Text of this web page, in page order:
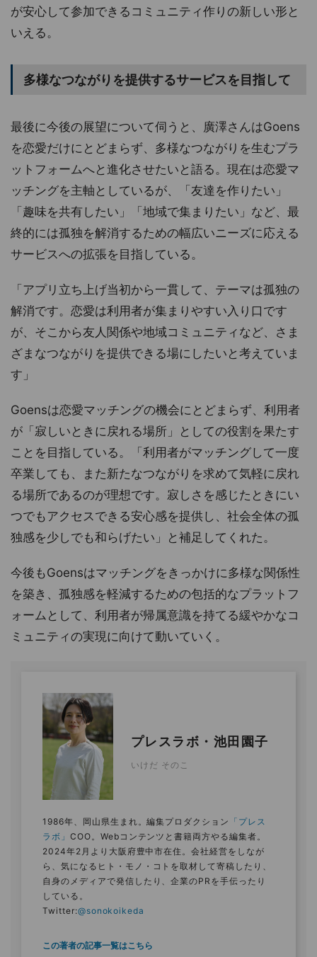
が安心して参加できるコミュニティ作りの新しい形と
いえる。
多様なつながりを提供するサービスを目指して
最後に今後の展望について伺うと、廣澤さんはGoens
を恋愛だけにとどまらず、多様なつながりを生むプラ
ットフォームへと進化させたいと語る。現在は恋愛マ
ッチングを主軸としているが、「友達を作りたい」
「趣味を共有したい」「地域で集まりたい」など、最
終的には孤独を解消するための幅広いニーズに応える
サービスへの拡張を目指している。
「アプリ立ち上げ当初から一貫して、テーマは孤独の
解消です。恋愛は利用者が集まりやすい入り口です
が、そこから友人関係や地域コミュニティなど、さま
ざまなつながりを提供できる場にしたいと考えていま
す」
Goensは恋愛マッチングの機会にとどまらず、利用者
が「寂しいときに戻れる場所」としての役割を果たす
ことを目指している。「利用者がマッチングして一度
卒業しても、また新たなつながりを求めて気軽に戻れ
る場所であるのが理想です。寂しさを感じたときにい
つでもアクセスできる安心感を提供し、社会全体の孤
独感を少しでも和らげたい」と補足してくれた。
今後もGoensはマッチングをきっかけに多様な関係性
を築き、孤独感を軽減するための包括的なプラットフ
ォームとして、利用者が帰属意識を持てる緩やかなコ
ミュニティの実現に向けて動いていく。
プレスラボ・池田園子
いけだ そのこ
1986年、岡山県生まれ。編集プロダクション 「プレス
ラボ」 COO。Webコンテンツと書籍両方やる編集者。
2024年2月より大阪府豊中市在住。会社経営をしなが
ら、気になるヒト・モノ・コトを取材して寄稿したり、
自身のメディアで発信したり、企業のPRを手伝ったり
している。
Twitter:@sonokoikeda
この著者の記事一覧はこちら